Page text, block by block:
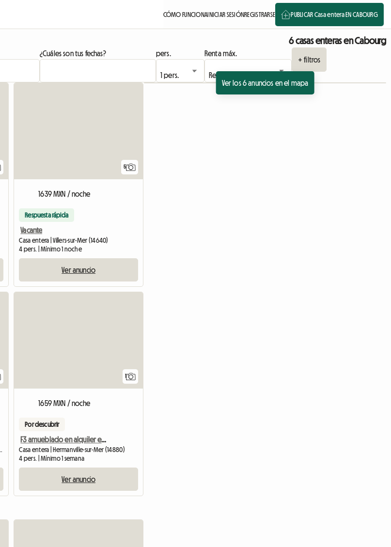
CÓMO FUNCIONAINICIAR SESIÓNREGISTRARSE PUBLICAR Casa entera EN CABOURG
6 casas enteras en Cabourg
¿Cuáles son tus fechas? pers.
Renta máx.
+ filtros
Ver los 6 anuncios en el mapa
5
1639 MXN / noche
Respuesta rápida
Vacante
Casa entera | Villers-sur-Mer (14640)
4 pers. | Mínimo 1 noche
Ver anuncio
(14880) | 30 M2
1659 MXN / noche
Por descubrir
F3 amueblado en alquiler en Bbord de mer
Casa entera | Hermanville-sur-Mer (14880)
4 pers. | Mínimo 1 semana
Ver anuncio